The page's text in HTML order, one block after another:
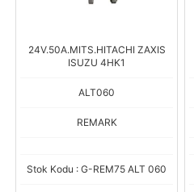
24V.50A.MITS.HITACHI ZAXIS
ISUZU 4HK1
ALT060
REMARK
Stok Kodu : G-REM75 ALT 060